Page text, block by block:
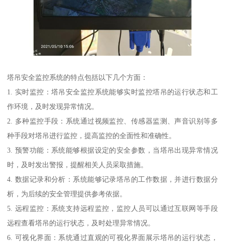
塔吊安全监控系统的特点包括以下几个方面：
1. 实时监控：塔吊安全监控系统能够实时监控塔吊的运行状态和工
作环境，及时发现异常情况。
2. 多种监控手段：系统通过视频监控、传感器监测、声音识别等多
种手段对塔吊进行监控，提高监控的全面性和准确性。
3. 预警功能：系统能够根据设定的安全参数，当塔吊出现异常情况
时，及时发出警报，提醒相关人员采取措施。
4. 数据记录和分析：系统能够记录塔吊的工作数据，并进行数据分
析，为后续的安全管理提供参考依据。
5. 远程监控：系统支持远程监控，监控人员可以通过互联网等手段
远程查看塔吊的运行状态，及时处理异常情况。
6. 可视化界面：系统通过直观的可视化界面展示塔吊的运行状态，